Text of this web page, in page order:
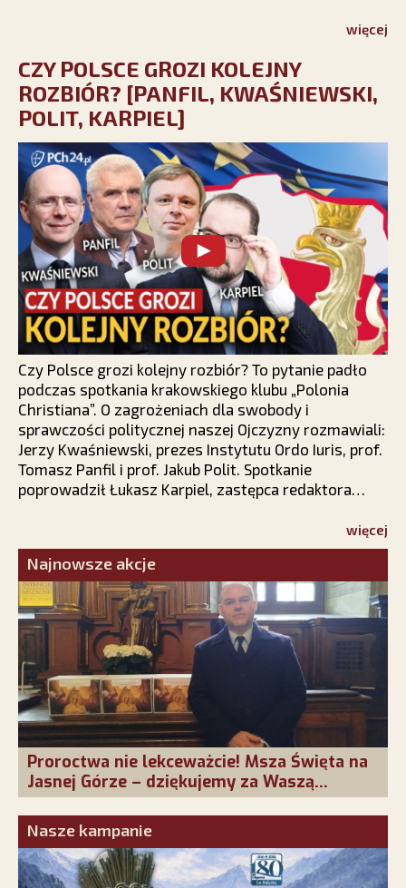
więcej
CZY POLSCE GROZI KOLEJNY
ROZBIÓR? [PANFIL, KWAŚNIEWSKI,
POLIT, KARPIEL]
Czy Polsce grozi kolejny rozbiór? To pytanie padło
podczas spotkania krakowskiego klubu „Polonia
Christiana”. O zagrożeniach dla swobody i
sprawczości politycznej naszej Ojczyzny rozmawiali:
Jerzy Kwaśniewski, prezes Instytutu Ordo Iuris, prof.
Tomasz Panfil i prof. Jakub Polit. Spotkanie
poprowadził Łukasz Karpiel, zastępca redaktora
więcej
Najnowsze akcje
Proroctwa nie lekceważcie! Msza Święta na
Jasnej Górze – dziękujemy za Waszą
obecność!
Nasze kampanie